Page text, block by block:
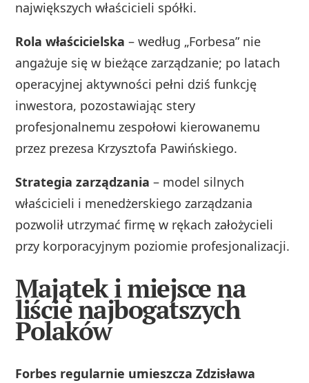
największych właścicieli spółki.
Rola właścicielska – według „Forbesa” nie
angażuje się w bieżące zarządzanie; po latach
operacyjnej aktywności pełni dziś funkcję
inwestora, pozostawiając stery
profesjonalnemu zespołowi kierowanemu
przez prezesa Krzysztofa Pawińskiego.
Strategia zarządzania – model silnych
właścicieli i menedżerskiego zarządzania
pozwolił utrzymać firmę w rękach założycieli
przy korporacyjnym poziomie profesjonalizacji.
Majątek i miejsce na
liście najbogatszych
Polaków
Forbes regularnie umieszcza Zdzisława